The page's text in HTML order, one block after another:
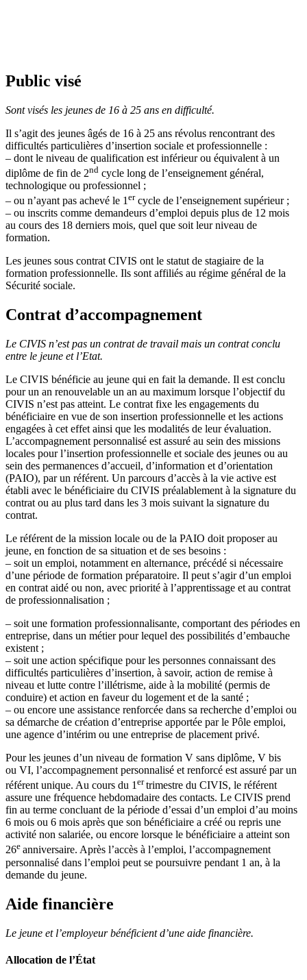
Public visé
Sont visés les jeunes de 16 à 25 ans en difficulté.
Il s’agit des jeunes âgés de 16 à 25 ans révolus rencontrant des
difficultés particulières d’insertion sociale et professionnelle :
– dont le niveau de qualification est inférieur ou équivalent à un
diplôme de fin de 2nd cycle long de l’enseignement général,
technologique ou professionnel ;
– ou n’ayant pas achevé le 1 ercycle de l’enseignement supérieur ;
– ou inscrits comme demandeurs d’emploi depuis plus de 12 mois
au cours des 18 derniers mois, quel que soit leur niveau de
formation.
Les jeunes sous contrat CIVIS ont le statut de stagiaire de la
formation professionnelle. Ils sont affiliés au régime général de la
Sécurité sociale.
Contrat d’accompagnement
Le CIVIS n’est pas un contrat de travail mais un contrat conclu
entre le jeune et l’Etat.
Le CIVIS bénéficie au jeune qui en fait la demande. Il est conclu
pour un an renouvelable un an au maximum lorsque l’objectif du
CIVIS n’est pas atteint. Le contrat fixe les engagements du
bénéficiaire en vue de son insertion professionnelle et les actions
engagées à cet effet ainsi que les modalités de leur évaluation.
L’accompagnement personnalisé est assuré au sein des missions
locales pour l’insertion professionnelle et sociale des jeunes ou au
sein des permanences d’accueil, d’information et d’orientation
(PAIO), par un référent. Un parcours d’accès à la vie active est
établi avec le bénéficiaire du CIVIS préalablement à la signature du
contrat ou au plus tard dans les 3 mois suivant la signature du
contrat.
Le référent de la mission locale ou de la PAIO doit proposer au
jeune, en fonction de sa situation et de ses besoins :
– soit un emploi, notamment en alternance, précédé si nécessaire
d’une période de formation préparatoire. Il peut s’agir d’un emploi
en contrat aidé ou non, avec priorité à l’apprentissage et au contrat
de professionnalisation ;
– soit une formation professionnalisante, comportant des périodes en
entreprise, dans un métier pour lequel des possibilités d’embauche
existent ;
– soit une action spécifique pour les personnes connaissant des
difficultés particulières d’insertion, à savoir, action de remise à
niveau et lutte contre l’illétrisme, aide à la mobilité (permis de
conduire) et action en faveur du logement et de la santé ;
– ou encore une assistance renforcée dans sa recherche d’emploi ou
sa démarche de création d’entreprise apportée par le Pôle emploi,
une agence d’intérim ou une entreprise de placement privé.
Pour les jeunes d’un niveau de formation V sans diplôme, V bis
ou VI, l’accompagnement personnalisé et renforcé est assuré par un
référent unique. Au cours du 1ertrimestre du CIVIS, le référent
assure une fréquence hebdomadaire des contacts. Le CIVIS prend
fin au terme concluant de la période d’essai d’un emploi d’au moins
6 mois ou 6 mois après que son bénéficiaire a créé ou repris une
activité non salariée, ou encore lorsque le bénéficiaire a atteint son
26e anniversaire. Après l’accès à l’emploi, l’accompagnement
personnalisé dans l’emploi peut se poursuivre pendant 1 an, à la
demande du jeune.
Aide financière
Le jeune et l’employeur bénéficient d’une aide financière.
Allocation de l’État